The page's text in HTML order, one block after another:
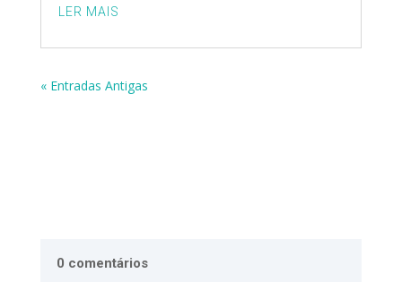
LER MAIS
« Entradas Antigas
0 comentários